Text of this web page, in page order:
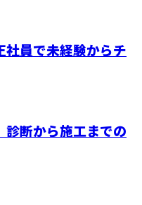
員で未経験からチ
断から施工までの